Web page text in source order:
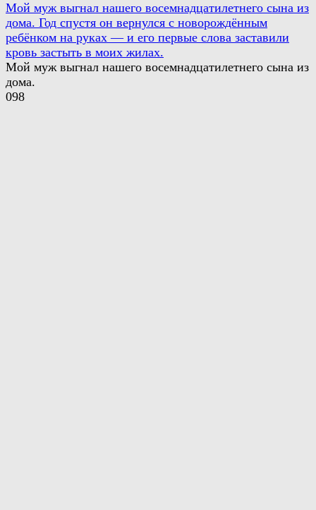
Мой муж выгнал нашего восемнадцатилетнего сына из
дома. Год спустя он вернулся с новорождённым
ребёнком на руках — и его первые слова заставили
кровь застыть в моих жилах.
Мой муж выгнал нашего восемнадцатилетнего сына из
дома.
098